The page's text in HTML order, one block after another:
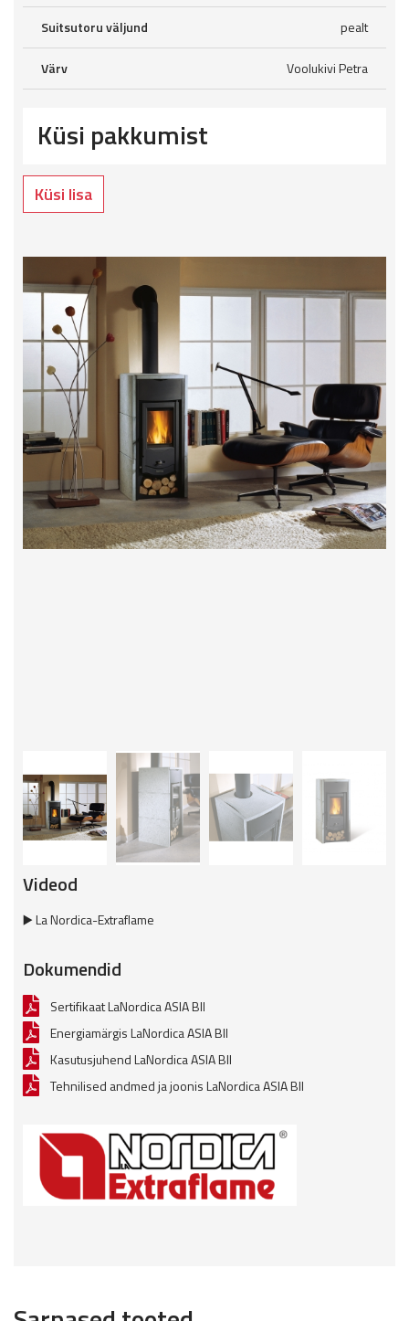
Suitsutoru väljund pealt
Värv Voolukivi Petra
Küsi pakkumist
Küsi lisa
Videod
▶️ La Nordica-Extraflame
Dokumendid
Sertifikaat LaNordica ASIA BII
Energiamärgis LaNordica ASIA BII
Kasutusjuhend LaNordica ASIA BII
Tehnilised andmed ja joonis LaNordica ASIA BII